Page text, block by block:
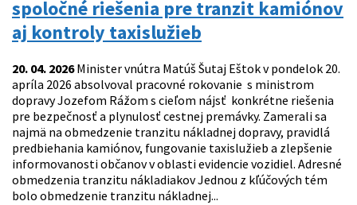
spoločné riešenia pre tranzit kamiónov
aj kontroly taxislužieb
20. 04. 2026Minister vnútra Matúš Šutaj Eštok v pondelok 20.
apríla 2026 absolvoval pracovné rokovanie s ministrom
dopravy Jozefom Rážom s cieľom nájsť konkrétne riešenia
pre bezpečnosť a plynulosť cestnej premávky. Zamerali sa
najmä na obmedzenie tranzitu nákladnej dopravy, pravidlá
predbiehania kamiónov, fungovanie taxislužieb a zlepšenie
informovanosti občanov v oblasti evidencie vozidiel. Adresné
obmedzenia tranzitu nákladiakov Jednou z kľúčových tém
bolo obmedzenie tranzitu nákladnej...